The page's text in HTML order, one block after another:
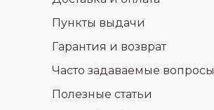
Часто задаваемые вопросы
Гарантия и возврат
Полезные статьи
Пункты выдачи